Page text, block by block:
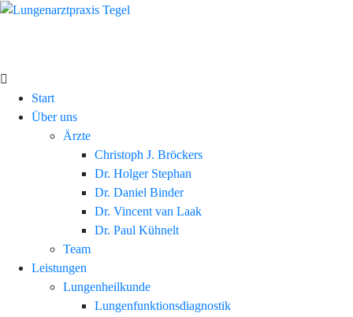
Start
Über uns
Ärzte
Christoph J. Bröckers
Dr. Holger Stephan
Dr. Daniel Binder
Dr. Vincent van Laak
Dr. Paul Kühnelt
Team
Leistungen
Lungenheilkunde
Lungenfunktionsdiagnostik